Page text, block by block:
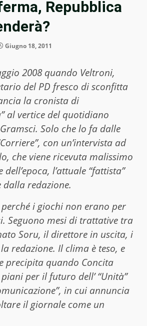
Repubblica
Giugno 18, 2011
2008 quando Veltroni,
del PD fresco di sconfitta
la cronista di
al vertice del quotidiano
Solo che lo fa dalle
con un’intervista ad
che viene ricevuta malissimo
l’attuale “fattista”
dalla redazione.
i giochi non erano per
Seguono mesi di trattative tra
Soru, il direttore in uscita, i
redazione. Il clima è teso, e
precipita quando Concita
per il futuro dell’ “Unità”
in cui annuncia
il giornale come un